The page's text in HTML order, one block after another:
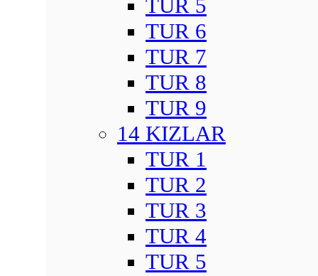
TUR 5
TUR 6
TUR 7
TUR 8
TUR 9
14 KIZLAR
TUR 1
TUR 2
TUR 3
TUR 4
TUR 5